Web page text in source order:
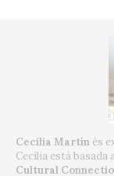
Cecilia Martín és
Cecilia està basada
Cultural